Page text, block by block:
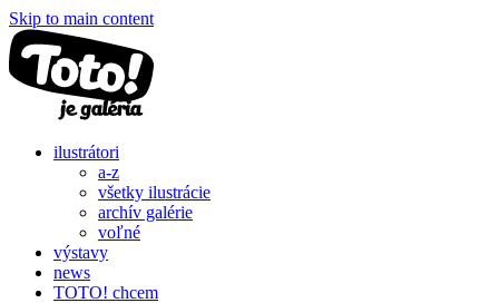
Skip to main content
ilustrátori
a-z
všetky ilustrácie
archív galérie
voľné
výstavy
news
TOTO! chcem